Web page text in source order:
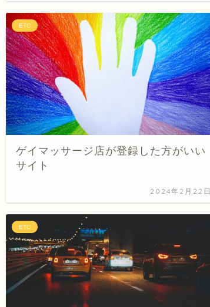
ETC
ゲイマッサージ店が登録した方がいい
サイト
2024年2月22日
ETC